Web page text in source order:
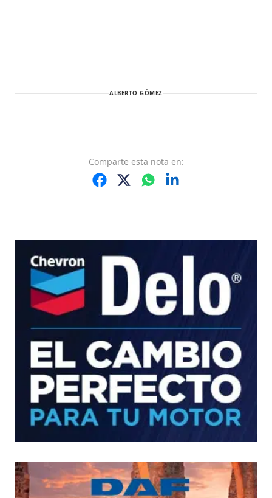
ALBERTO GÓMEZ
Comparte esta nota en: